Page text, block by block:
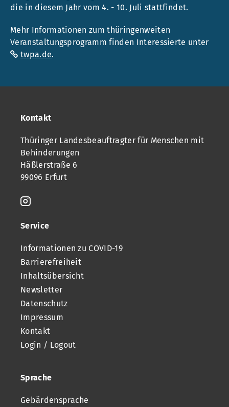
die in diesem Jahr vom 4. - 10. Juli stattfindet.
Mehr Informationen zum thüringenweiten
Veranstaltungsprogramm finden Interessierte unter
twpa.de.
Kontakt
Thüringer Landesbeauftragter für Menschen mit
Behinderungen
Häßlerstraße 6
99096 Erfurt
Service
Informationen zu COVID-19
Barrierefreiheit
Inhaltsübersicht
Newsletter
Datenschutz
Impressum
Kontakt
Login / Logout
Sprache
Gebärdensprache